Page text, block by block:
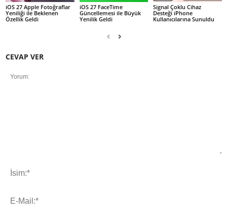
iOS 27 Apple Fotoğraflar
Yeniliği ile Beklenen
Özellik Geldi
iOS 27 FaceTime
Güncellemesi ile Büyük
Yenilik Geldi
Signal Çoklu Cihaz
Desteği iPhone
Kullanıcılarına Sunuldu
CEVAP VER